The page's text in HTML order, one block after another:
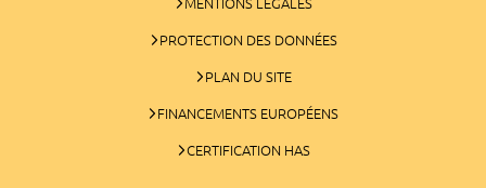
PROTECTION DES DONNÉES
PLAN DU SITE
FINANCEMENTS EUROPÉENS
CERTIFICATION HAS